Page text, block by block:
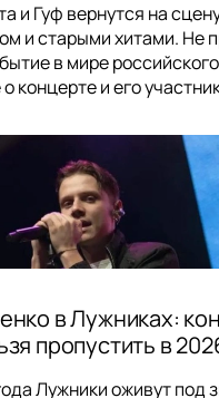
и Гуф вернутся на
и старыми хитами. Не
в мире
концерте и его
в Лужниках:
пропустить в
Лужники оживут под